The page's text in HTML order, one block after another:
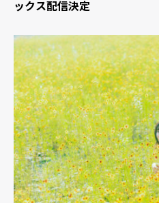
ックス配信決定